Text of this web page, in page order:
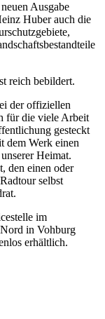
Ausgabe
Huber auch die
reich bebildert.
der offiziellen
für die viele Arbeit
gesteckt
dem Werk einen
Heimat.
den einen oder
selbst
im
in Vohburg
erhältlich.